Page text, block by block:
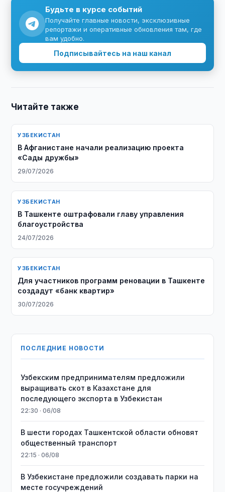
Будьте в курсе событий
Получайте главные новости, эксклюзивные
репортажи и оперативные обновления там, где
вам удобно.
Подписывайтесь на наш канал
Читайте также
УЗБЕКИСТАН
В Афганистане начали реализацию проекта
«Сады дружбы»
29/07/2026
УЗБЕКИСТАН
В Ташкенте оштрафовали главу управления
благоустройства
24/07/2026
УЗБЕКИСТАН
Для участников программ реновации в Ташкенте
создадут «банк квартир»
30/07/2026
ПОСЛЕДНИЕ НОВОСТИ
Узбекским предпринимателям предложили
выращивать скот в Казахстане для
последующего экспорта в Узбекистан
22:30 · 06/08
В шести городах Ташкентской области обновят
общественный транспорт
22:15 · 06/08
В Узбекистане предложили создавать парки на
месте госучреждений